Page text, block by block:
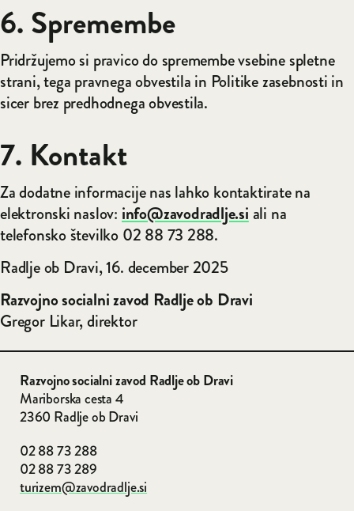
6. Spremembe
Pridržujemo si pravico do spremembe vsebine spletne
strani, tega pravnega obvestila in Politike zasebnosti in
sicer brez predhodnega obvestila.
7. Kontakt
Za dodatne informacije nas lahko kontaktirate na
elektronski naslov: info@zavodradlje.si ali na
telefonsko številko 02 88 73 288.
Radlje ob Dravi, 16. december 2025
Razvojno socialni zavod Radlje ob Dravi
Gregor Likar, direktor
Razvojno socialni zavod Radlje ob Dravi
Mariborska cesta 4
2360 Radlje ob Dravi
02 88 73 288
02 88 73 289
turizem@zavodradlje.si